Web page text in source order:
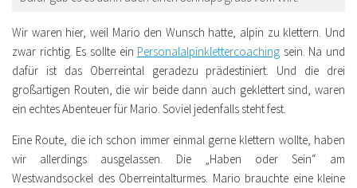
Wir waren hier, weil Mario den Wunsch hatte, alpin zu klettern. Und
zwar richtig. Es sollte ein Personalalpinklettercoaching sein. Na und
dafür ist das Oberreintal geradezu prädestiniert. Und die drei
großartigen Routen, die wir beide dann auch geklettert sind, waren
ein echtes Abenteuer für Mario. Soviel jedenfalls steht fest.
Eine Route, die ich schon immer einmal gerne klettern wollte, haben
wir allerdings ausgelassen. Die „Haben oder Sein“ am
Westwandsockel des Oberreintalturmes. Mario brauchte eine kleine